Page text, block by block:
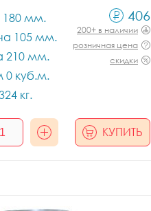
180 мм.
105 мм.
210 мм.
0 куб.м.
кг.
406
200+ в наличии
розничная цена
скидки
КУПИТЬ